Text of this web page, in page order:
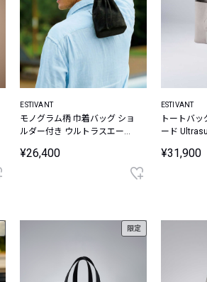
ESTIVANT
モノグラム柄 巾着バッグ ショ
ルダー付き ウルトラスエード
¥26,400
ESTIVANT
トートバ
ード
¥31,900
限定